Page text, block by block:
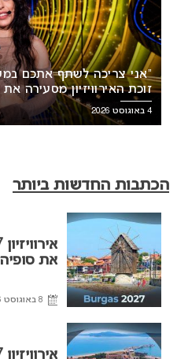
“אני צריכה לשתף אתכם
זוכת האירוויזיון מסעירה
4 באוגוסט 2026
הכתבות החדשות ביותר
את
8 באוגוסט 2026